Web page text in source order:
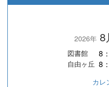
2026年 8
図書館
8
自由ヶ丘 8
カレ